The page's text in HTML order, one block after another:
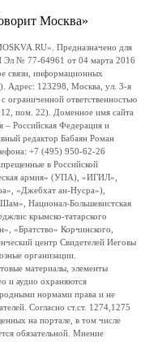
Москва»
Предназначено для
Эл № 77-64961 от 04 марта 2016
связи, информационных
Адрес: 123298, Москва, ул. 3-я
ответственностью
пом. 22). Доменное имя сайта
– Российская Федерация и
редактор Бабаян Роман
+7 (495) 950-62-26
в Российской
армия» (УПА), «ИГИЛ»,
«Джебхат ан-Нусра»),
Национал-Большевистская
крымско-татарского
«Братство» Корчинского,
центр Свидетелей Иеговы
организации.
материалы, элементы
и аудио охраняются
нормами права и не
Согласно ст.ст. 1274,1275
на портале, в том числе
обязательной. Мнение